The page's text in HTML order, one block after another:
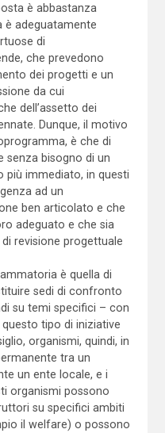
è abbastanza
è adeguatamente
di
che prevedono
dei progetti e un
da cui
dell’assetto dei
Dunque, il motivo
è che di
senza bisogno di un
più immediato, in questi
ad un
ben articolato e che
adeguato e che sia
revisione progettuale
è quella di
sedi di confronto
su temi specifici – con
tipo di iniziative
organismi, quindi, in
tra un
un ente locale, e i
organismi possono
su specifici ambiti
il welfare) o possono